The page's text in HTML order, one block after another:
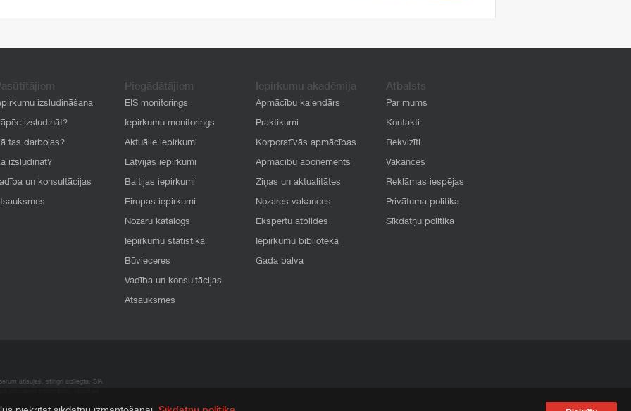
izsludināšana
izsludināt?
tas darbojas?
izsludināt?
un konsultācijas
Piegādātājiem
EIS monitorings
Iepirkumu monitorings
Aktuālie iepirkumi
Latvijas iepirkumi
Baltijas iepirkumi
Eiropas iepirkumi
Nozaru katalogs
Iepirkumu statistika
Būvieceres
Vadība un konsultācijas
Atsauksmes
Iepirkumu akadēmija
Apmācību kalendārs
Praktikumi
Korporatīvās apmācības
Apmācību abonements
Ziņas un aktualitātes
Nozares vakances
Ekspertu atbildes
Iepirkumu bibliotēka
Gada balva
Atbalsts
Par mums
Kontakti
Rekvizīti
Vakances
Reklāmas iespējas
Privātuma politika
Sīkdatņu politika
atļaujas, stingri aizliegta. SIA